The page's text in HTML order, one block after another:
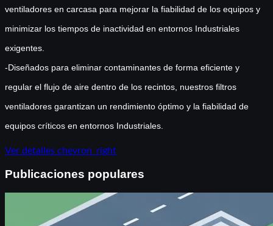
ventiladores en carcasa para mejorar la fiabilidad de los equipos y
minimizar los tiempos de inactividad en entornos Industriales
exigentes.
-Diseñados para eliminar contaminantes de forma eficiente y
regular el flujo de aire dentro de los recintos, nuestros filtros
ventiladores garantizan un rendimiento óptimo y la fiabilidad de
equipos críticos en entornos Industriales.
Ver detalles chevron_right
Publicaciones populares